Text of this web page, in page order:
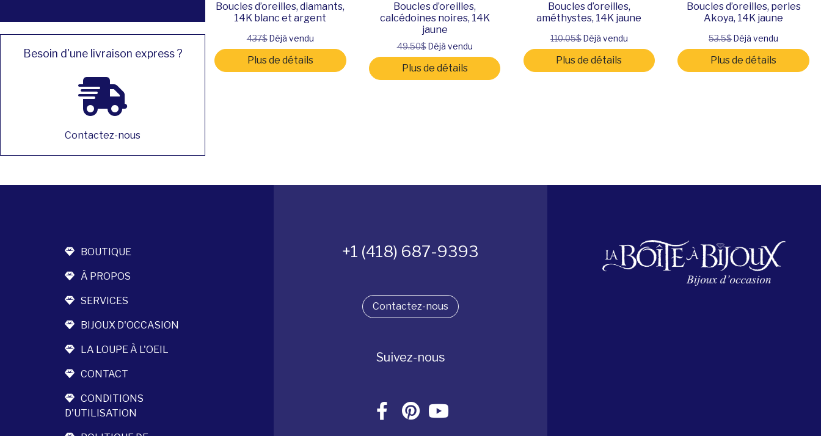
Besoin d'une livraison express ?
Contactez-nous
Boucles d’oreilles, diamants,
14K blanc et argent
437$Déjà vendu
Plus de détails
Boucles d’oreilles,
calcédoines noires, 14K
jaune
49.50$Déjà vendu
Plus de détails
Boucles d’oreilles,
améthystes, 14K jaune
110.05$Déjà vendu
Plus de détails
Boucles d’oreilles, perles
Akoya, 14K jaune
53.5$Déjà vendu
Plus de détails
BOUTIQUE
À PROPOS
SERVICES
BIJOUX D'OCCASION
LA LOUPE À L'OEIL
CONTACT
CONDITIONS
D'UTILISATION
+1 (418) 687-9393
Contactez-nous
Suivez-nous